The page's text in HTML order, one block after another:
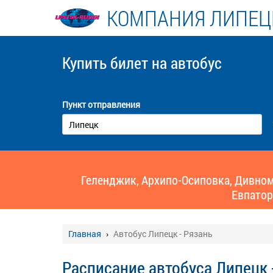
КОМПАНИЯ
Купить билет на автобус
Пункт отправления
Геленджик, Архипо-Осиповка,
Главная Автобус Липецк - Рязань
Расписание автобуса Липецк